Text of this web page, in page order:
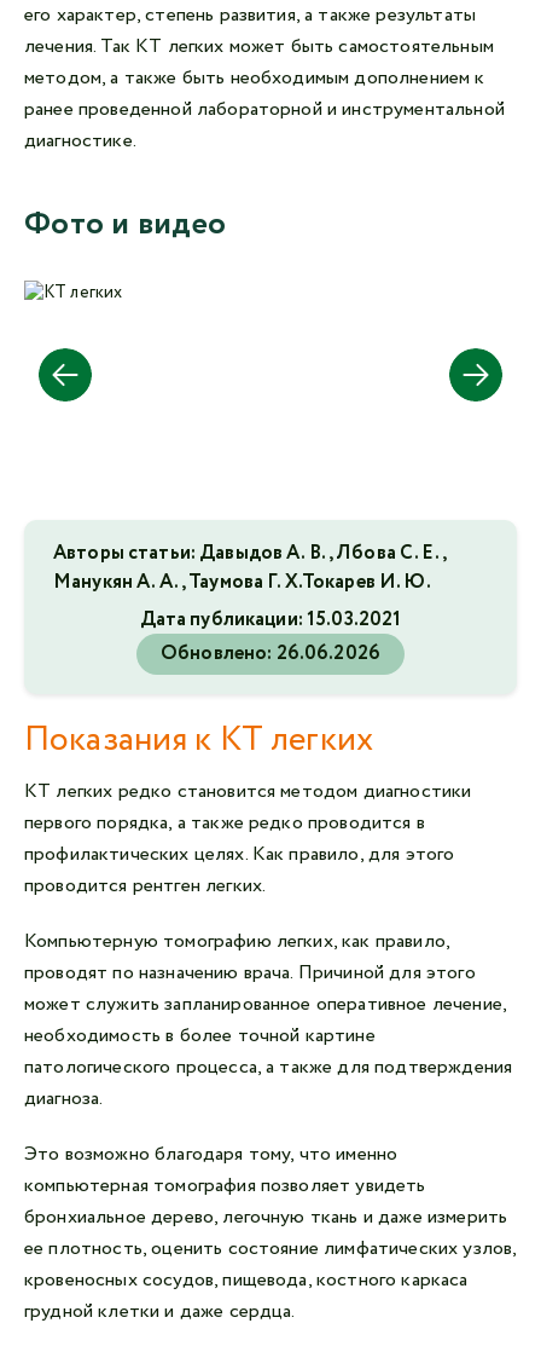
его характер, степень развития, а также результаты
лечения. Так КТ легких может быть самостоятельным
методом, а также быть необходимым дополнением к
ранее проведенной лабораторной и инструментальной
диагностике.
Фото и видео
Авторы статьи: Давыдов А. В., Лбова С. Е.,
Манукян А. А., Таумова Г. Х.Токарев И. Ю.
Дата публикации:15.03.2021
Обновлено: 26.06.2026
Показания к КТ легких
КТ легких редко становится методом диагностики
первого порядка, а также редко проводится в
профилактических целях. Как правило, для этого
проводится рентген легких.
Компьютерную томографию легких, как правило,
проводят по назначению врача. Причиной для этого
может служить запланированное оперативное лечение,
необходимость в более точной картине
патологического процесса, а также для подтверждения
диагноза.
Это возможно благодаря тому, что именно
компьютерная томография позволяет увидеть
бронхиальное дерево, легочную ткань и даже измерить
ее плотность, оценить состояние лимфатических узлов,
кровеносных сосудов, пищевода, костного каркаса
грудной клетки и даже сердца.